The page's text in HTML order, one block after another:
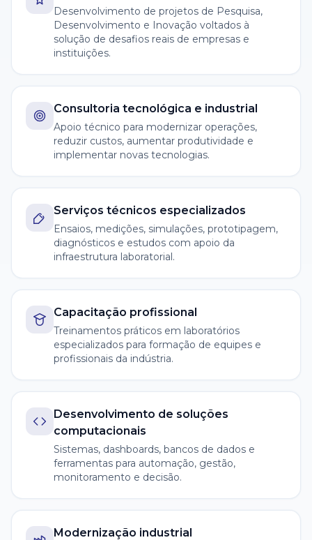
Desenvolvimento de projetos de Pesquisa,
Desenvolvimento e Inovação voltados à
solução de desafios reais de empresas e
instituições.
Consultoria tecnológica e industrial
Apoio técnico para modernizar operações,
reduzir custos, aumentar produtividade e
implementar novas tecnologias.
Serviços técnicos especializados
Ensaios, medições, simulações, prototipagem,
diagnósticos e estudos com apoio da
infraestrutura laboratorial.
Capacitação profissional
Treinamentos práticos em laboratórios
especializados para formação de equipes e
profissionais da indústria.
Desenvolvimento de soluções
computacionais
Sistemas, dashboards, bancos de dados e
ferramentas para automação, gestão,
monitoramento e decisão.
Modernização industrial